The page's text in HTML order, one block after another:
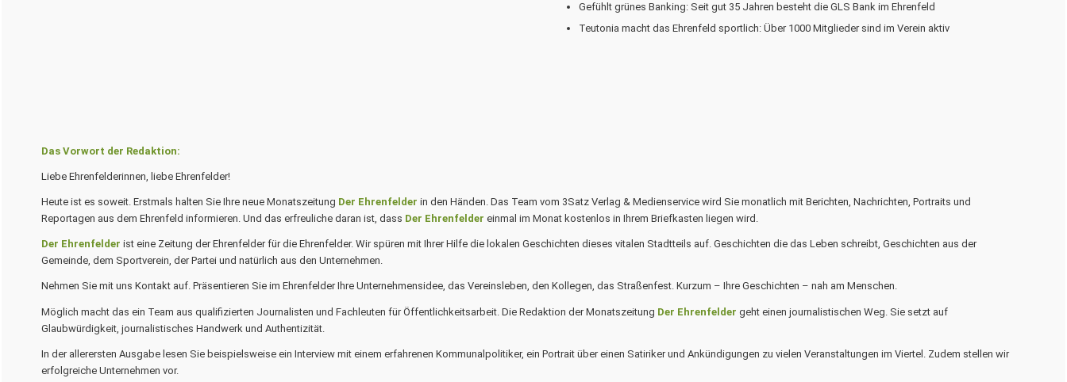
Gefühlt grünes Banking: Seit gut 35 Jahren besteht die GLS Bank im Ehrenfeld
Teutonia macht das Ehrenfeld sportlich: Über 1000 Mitglieder sind im Verein aktiv
Das Vorwort der Redaktion:
Liebe Ehrenfelderinnen, liebe Ehrenfelder!
Heute ist es soweit. Erstmals halten Sie Ihre neue Monatszeitung Der Ehrenfelder in den Händen. Das Team vom 3Satz Verlag & Medienservice wird Sie monatlich mit Berichten, Nachrichten, Portraits und
Reportagen aus dem Ehrenfeld informieren. Und das erfreuliche daran ist, dass Der Ehrenfelder einmal im Monat kostenlos in Ihrem Briefkasten liegen wird.
Der Ehrenfelder ist eine Zeitung der Ehrenfelder für die Ehrenfelder. Wir spüren mit Ihrer Hilfe die lokalen Geschichten dieses vitalen Stadtteils auf. Geschichten die das Leben schreibt, Geschichten aus der
Gemeinde, dem Sportverein, der Partei und natürlich aus den Unternehmen.
Nehmen Sie mit uns Kontakt auf. Präsentieren Sie im Ehrenfelder Ihre Unternehmensidee, das Vereinsleben, den Kollegen, das Straßenfest. Kurzum – Ihre Geschichten – nah am Menschen.
Möglich macht das ein Team aus qualifizierten Journalisten und Fachleuten für Öffentlichkeitsarbeit. Die Redaktion der Monatszeitung Der Ehrenfelder geht einen journalistischen Weg. Sie setzt auf
Glaubwürdigkeit, journalistisches Handwerk und Authentizität.
In der allerersten Ausgabe lesen Sie beispielsweise ein Interview mit einem erfahrenen Kommunalpolitiker, ein Portrait über einen Satiriker und Ankündigungen zu vielen Veranstaltungen im Viertel. Zudem stellen wir
erfolgreiche Unternehmen vor.